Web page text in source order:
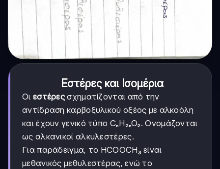
Εστέρες και Ισομέρια
Οι εστέρεςσχηματίζονται από την
αντίδραση καρβοξυλικού οξέος με αλκοόλη
και έχουν γενικό τύπο CₙH₂ₙO₂. Ονομάζονται
ως αλκανικοί αλκυλεστέρες.
Για παράδειγμα, το HCOOCH₃ είναι
μεθανικός μεθυλεστέρας, ενώ το